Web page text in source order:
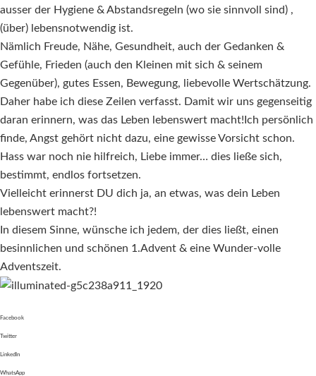
ausser der Hygiene & Abstandsregeln (wo sie sinnvoll sind) ,
(über) lebensnotwendig ist.
Nämlich Freude, Nähe, Gesundheit, auch der Gedanken &
Gefühle, Frieden (auch den Kleinen mit sich & seinem
Gegenüber), gutes Essen, Bewegung, liebevolle Wertschätzung.
Daher habe ich diese Zeilen verfasst. Damit wir uns gegenseitig
daran erinnern, was das Leben lebenswert macht!Ich persönlich
finde, Angst gehört nicht dazu, eine gewisse Vorsicht schon.
Hass war noch nie hilfreich, Liebe immer… dies ließe sich,
bestimmt, endlos fortsetzen.
Vielleicht erinnerst DU dich ja, an etwas, was dein Leben
lebenswert macht?!
In diesem Sinne, wünsche ich jedem, der dies ließt, einen
besinnlichen und schönen 1.Advent & eine Wunder-volle
Adventszeit.
Facebook
Twitter
LinkedIn
WhatsApp